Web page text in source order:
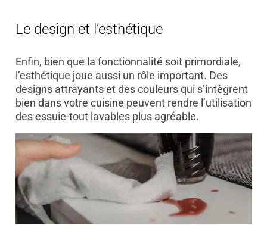
Le design et l’esthétique
Enfin, bien que la fonctionnalité soit primordiale,
l’esthétique joue aussi un rôle important. Des
designs attrayants et des couleurs qui s’intègrent
bien dans votre cuisine peuvent rendre l’utilisation
des essuie-tout lavables plus agréable.